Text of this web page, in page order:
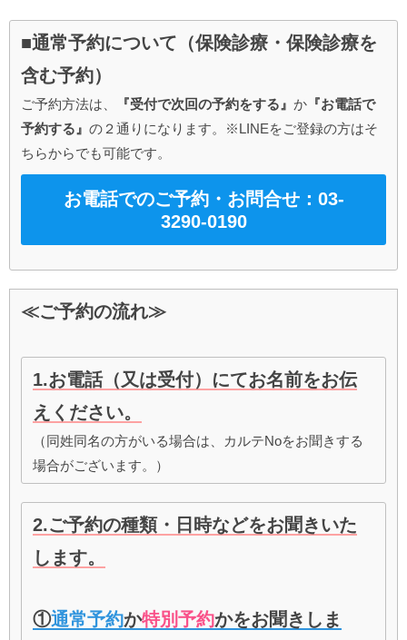
■通常予約について（保険診療・保険診療を
含む予約）
ご予約方法は、 『受付で次回の予約をする』 か 『お電話で
予約する』 の２通りになります。※LINEをご登録の方はそ
ちらからでも可能です。
お電話でのご予約・お問合せ：03-
3290-0190
≪ご予約の流れ≫
1.お電話（又は受付）にてお名前をお伝
えください。
（同姓同名の方がいる場合は、カルテNoをお聞きする
場合がございます。）
2.ご予約の種類・日時などをお聞きいた
します。
①通常予約か特別予約かをお聞きしま